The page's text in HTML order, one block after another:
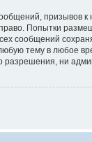
призывов
Попытки
сообщений
тему в любое
ни